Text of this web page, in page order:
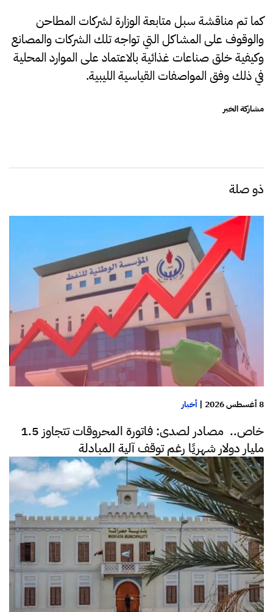
كما تم مناقشة سبل متابعة الوزارة لشركات المطاحن
والوقوف على المشاكل التي تواجه تلك الشركات والمصانع
وكيفية خلق صناعات غذائية بالاعتماد على الموارد المحلية
في ذلك وفق المواصفات القياسية الليبية.
مشاركة الخبر
ذو صلة
8 أغسطس 2026 | أخبار
خاص.. مصادر لصدى: فاتورة المحروقات تتجاوز 1.5
مليار دولار شهريًا رغم توقف آلية المبادلة